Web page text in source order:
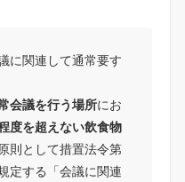
に関連して通常要す
会議を行う場所にお
度を超えない飲食物
則として措置法令第
定する「会議に関連